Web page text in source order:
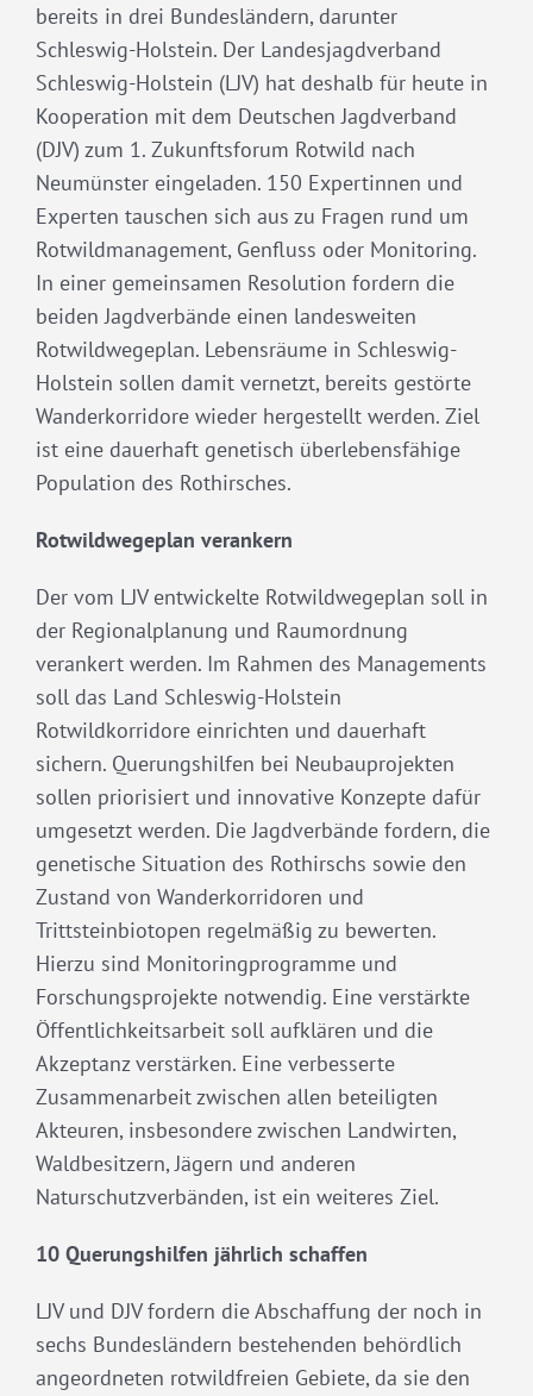
bereits in drei Bundesländern, darunter
Schleswig-Holstein. Der Landesjagdverband
Schleswig-Holstein (LJV) hat deshalb für heute in
Kooperation mit dem Deutschen Jagdverband
(DJV) zum 1. Zukunftsforum Rotwild nach
Neumünster eingeladen. 150 Expertinnen und
Experten tauschen sich aus zu Fragen rund um
Rotwildmanagement, Genfluss oder Monitoring.
In einer gemeinsamen Resolution fordern die
beiden Jagdverbände einen landesweiten
Rotwildwegeplan. Lebensräume in Schleswig-
Holstein sollen damit vernetzt, bereits gestörte
Wanderkorridore wieder hergestellt werden. Ziel
ist eine dauerhaft genetisch überlebensfähige
Population des Rothirsches.
Rotwildwegeplan verankern
Der vom LJV entwickelte Rotwildwegeplan soll in
der Regionalplanung und Raumordnung
verankert werden. Im Rahmen des Managements
soll das Land Schleswig-Holstein
Rotwildkorridore einrichten und dauerhaft
sichern. Querungshilfen bei Neubauprojekten
sollen priorisiert und innovative Konzepte dafür
umgesetzt werden. Die Jagdverbände fordern, die
genetische Situation des Rothirschs sowie den
Zustand von Wanderkorridoren und
Trittsteinbiotopen regelmäßig zu bewerten.
Hierzu sind Monitoringprogramme und
Forschungsprojekte notwendig. Eine verstärkte
Öffentlichkeitsarbeit soll aufklären und die
Akzeptanz verstärken. Eine verbesserte
Zusammenarbeit zwischen allen beteiligten
Akteuren, insbesondere zwischen Landwirten,
Waldbesitzern, Jägern und anderen
Naturschutzverbänden, ist ein weiteres Ziel.
10 Querungshilfen jährlich schaffen
LJV und DJV fordern die Abschaffung der noch in
sechs Bundesländern bestehenden behördlich
angeordneten rotwildfreien Gebiete, da sie den